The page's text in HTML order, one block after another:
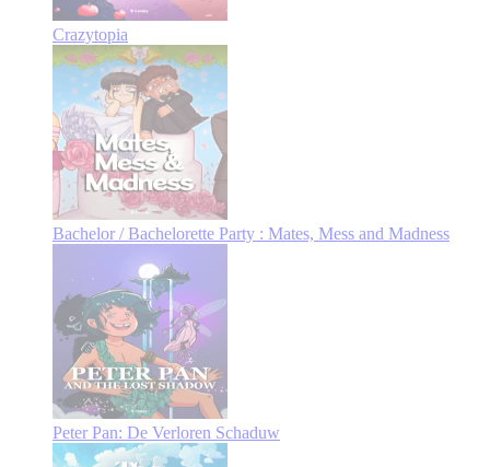
Crazytopia
Bachelor / Bachelorette Party : Mates, Mess and Madness
Peter Pan: De Verloren Schaduw